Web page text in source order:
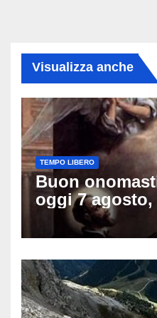
Visualizza anche
TEMPO LIBERO
Buon
oggi 7
di auguri da
social